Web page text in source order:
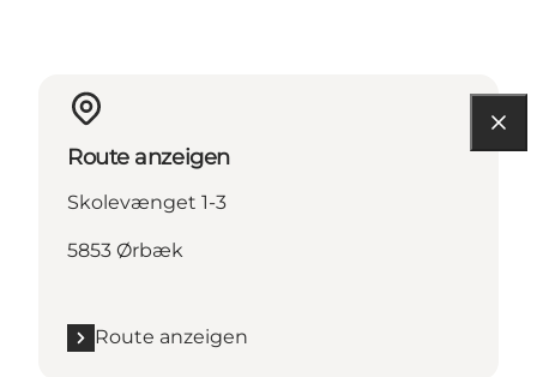
Route anzeigen
Skolevænget 1-3
5853 Ørbæk
Route anzeigen